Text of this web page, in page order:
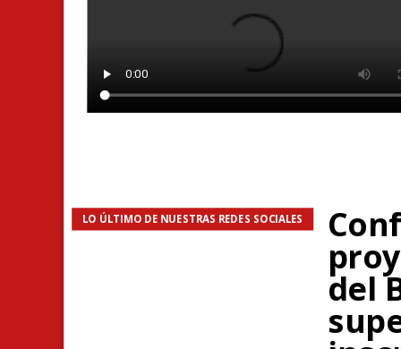
LO ÚLTIMO DE NUESTRAS REDES SOCIALES
del